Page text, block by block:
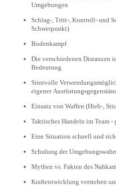
Umgebungen
Schlag-, Tritt-, Kontroll- und
Schwerpunkt)
Bodenkampf
Die verschiedenen Distanzen
Bedeutung
Sinnvolle
eigener
Einsatz von Waffen (Hieb-,
Taktisches Handeln im Team -
Eine Situation schnell und
Schulung der
Mythen vs. Fakten des
Kraftentwicklung verstehen